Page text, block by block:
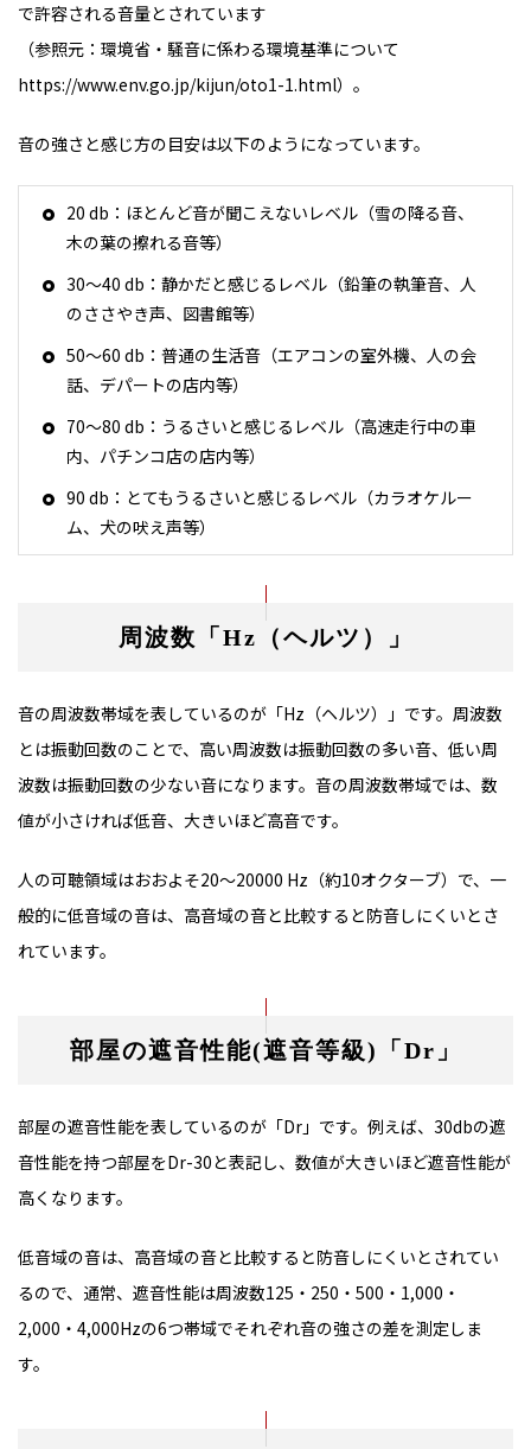
で許容される音量とされています
（参照元：環境省・騒音に係わる環境基準について
https://www.env.go.jp/kijun/oto1-1.html）。
音の強さと感じ方の目安は以下のようになっています。
20 db：ほとんど音が聞こえないレベル（雪の降る音、
木の葉の擦れる音等）
30～40 db：静かだと感じるレベル（鉛筆の執筆音、人
のささやき声、図書館等）
50～60 db：普通の生活音（エアコンの室外機、人の会
話、デパートの店内等）
70～80 db：うるさいと感じるレベル（高速走行中の車
内、パチンコ店の店内等）
90 db：とてもうるさいと感じるレベル（カラオケルー
ム、犬の吠え声等）
周波数「Hz（ヘルツ）」
音の周波数帯域を表しているのが「Hz（ヘルツ）」です。周波数
とは振動回数のことで、高い周波数は振動回数の多い音、低い周
波数は振動回数の少ない音になります。音の周波数帯域では、数
値が小さければ低音、大きいほど高音です。
人の可聴領域はおおよそ20～20000 Hz（約10オクターブ）で、一
般的に低音域の音は、高音域の音と比較すると防音しにくいとさ
れています。
部屋の遮音性能(遮音等級)「Dr」
部屋の遮音性能を表しているのが「Dr」です。例えば、30dbの遮
音性能を持つ部屋をDr-30と表記し、数値が大きいほど遮音性能が
高くなります。
低音域の音は、高音域の音と比較すると防音しにくいとされてい
るので、通常、遮音性能は周波数125・250・500・1,000・
2,000・4,000Hzの6つ帯域でそれぞれ音の強さの差を測定しま
す。